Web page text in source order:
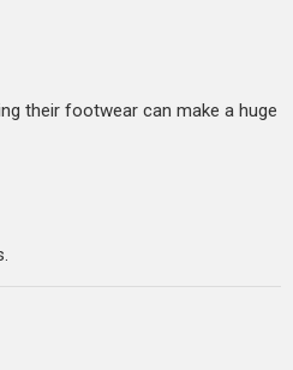
their footwear can make a huge